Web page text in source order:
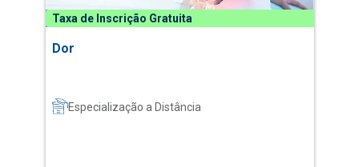
Taxa de Inscrição Gratuita
Dor
Especialização a Distância